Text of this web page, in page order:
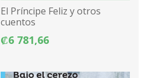
El Príncipe Feliz y otros
cuentos
₡6 781,66